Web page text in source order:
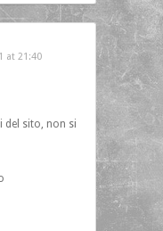
at 21:40
del sito, non si